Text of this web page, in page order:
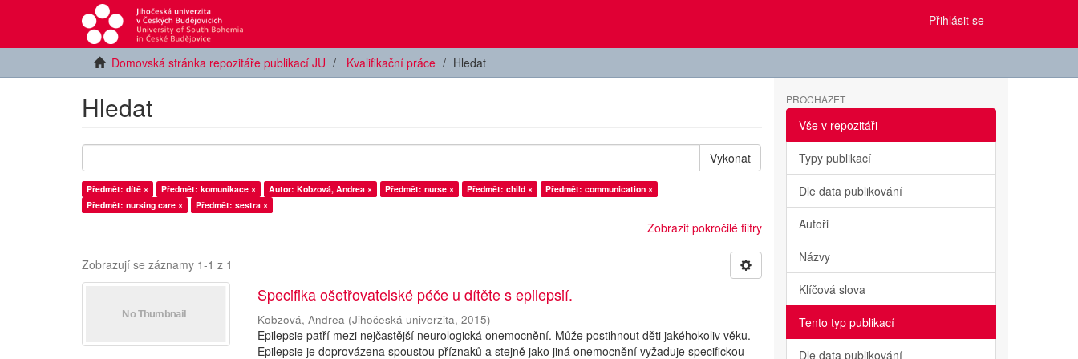
Přihlásit se
Domovská stránka repozitáře publikací JU Kvalifikační práce Hledat
Hledat
Vykonat
Předmět: dítě × Předmět: komunikace × Autor: Kobzová, Andrea × Předmět: nurse × Předmět: child ×
Předmět: communication ×
Předmět: nursing care ×
Předmět: sestra ×
Zobrazit pokročilé filtry
Zobrazují se záznamy 1-1 z 1
Specifika ošetřovatelské péče u dítěte s epilepsií.
Kobzová, Andrea (Jihočeská univerzita,2015)
Epilepsie patří mezi nejčastější neurologická onemocnění. Může postihnout děti jakéhokoliv věku.
Epilepsie je doprovázena spoustou příznaků a stejně jako jiná onemocnění vyžaduje specifickou
PROCHÁZET
Vše v repozitáři
Typy publikací
Dle data publikování
Autoři
Názvy
Klíčová slova
Tento typ publikací
Dle data publikování